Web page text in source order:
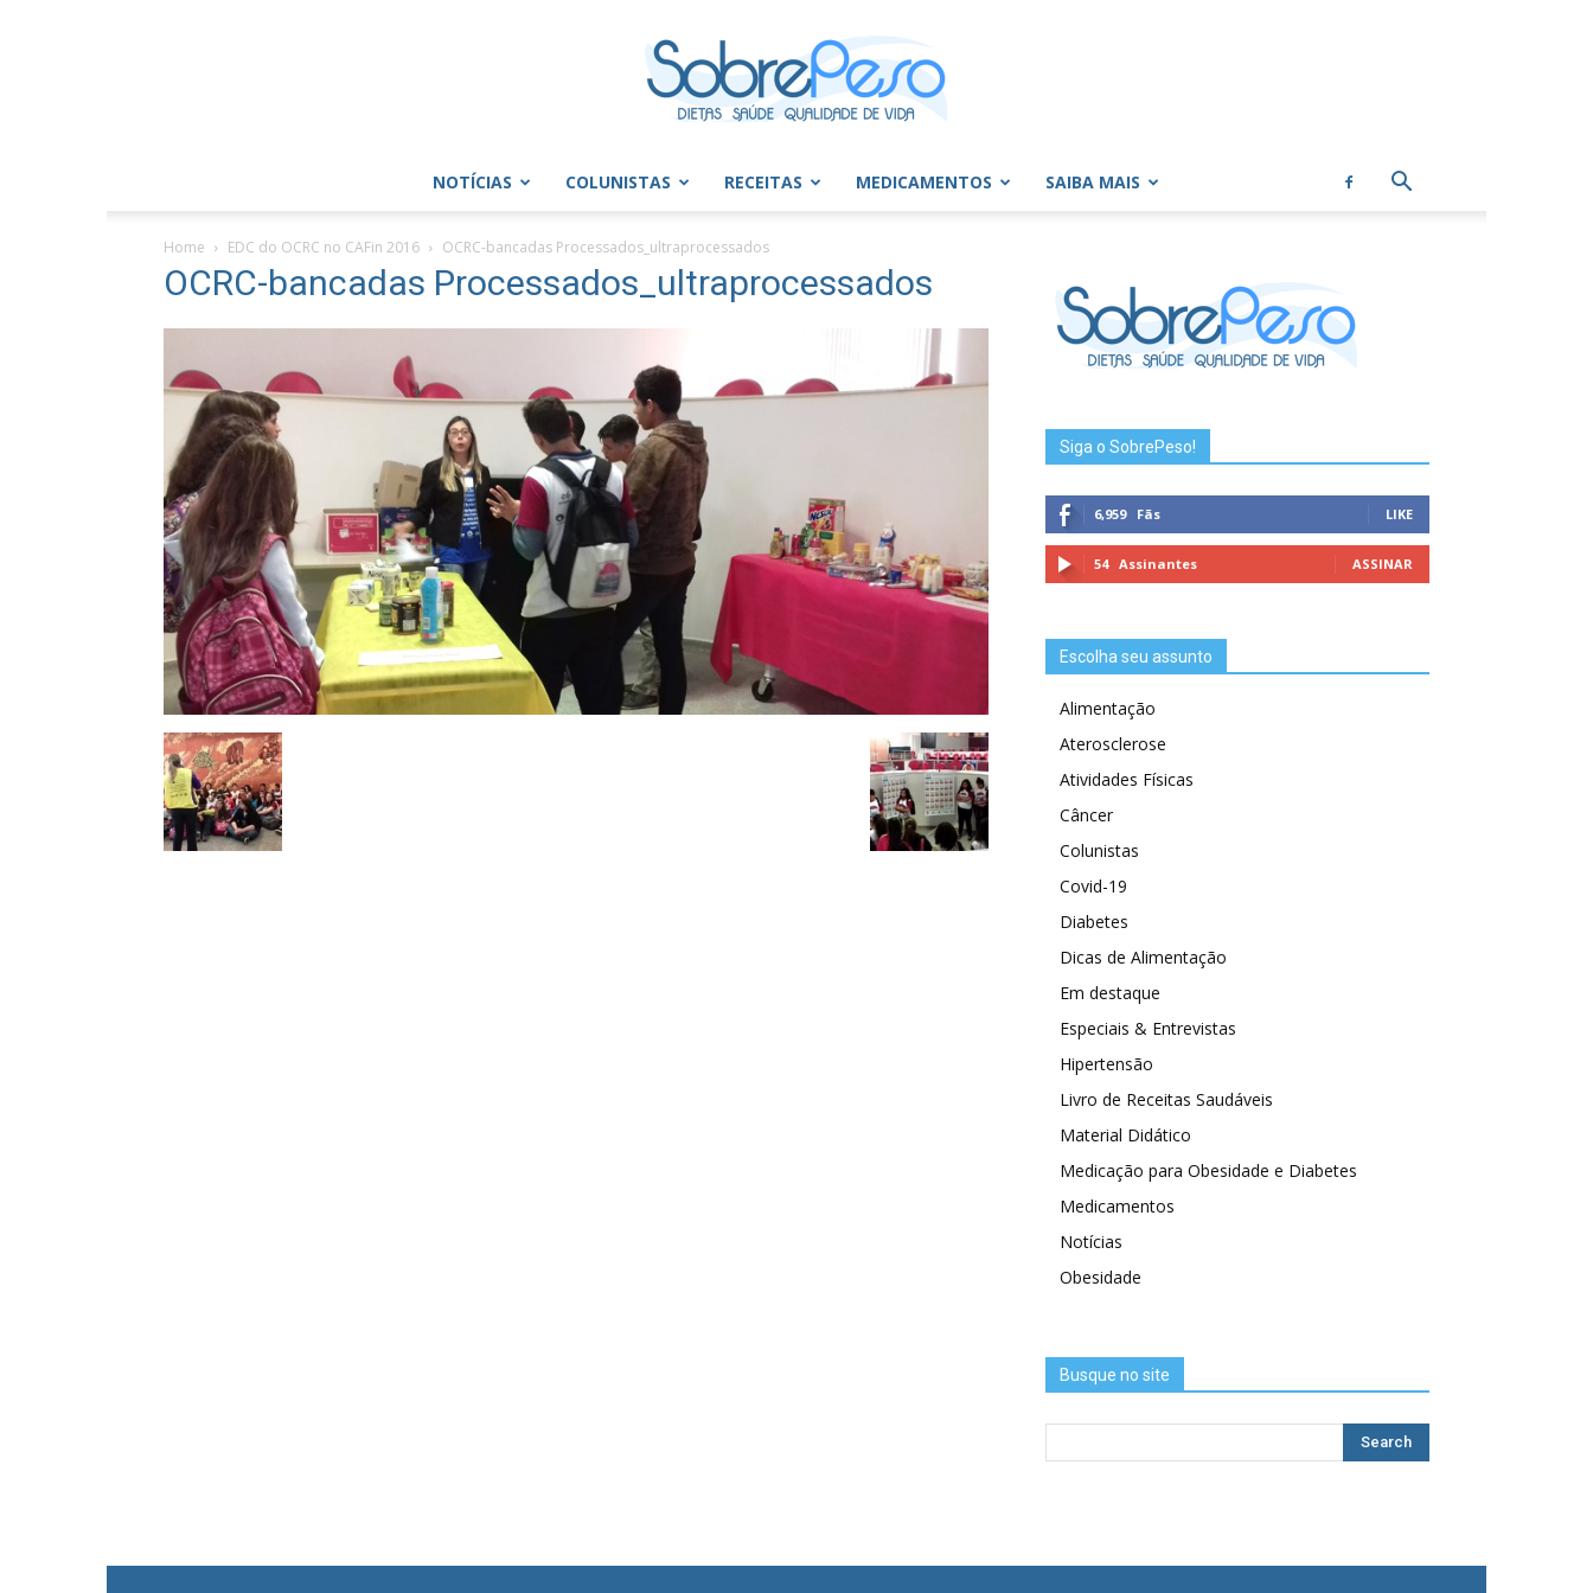
NOTÍCIAS COLUNISTAS RECEITAS MEDICAMENTOS SAIBA MAIS
Home EDC do OCRC no CAFin 2016 OCRC-bancadas Processados_ultraprocessados
OCRC-bancadas Processados_ultraprocessados
Siga o SobrePeso!
6,959 Fãs LIKE
54 Assinantes ASSINAR
Escolha seu assunto
Alimentação
Aterosclerose
Atividades Físicas
Câncer
Colunistas
Covid-19
Diabetes
Dicas de Alimentação
Em destaque
Especiais & Entrevistas
Hipertensão
Livro de Receitas Saudáveis
Material Didático
Medicação para Obesidade e Diabetes
Medicamentos
Notícias
Obesidade
Busque no site